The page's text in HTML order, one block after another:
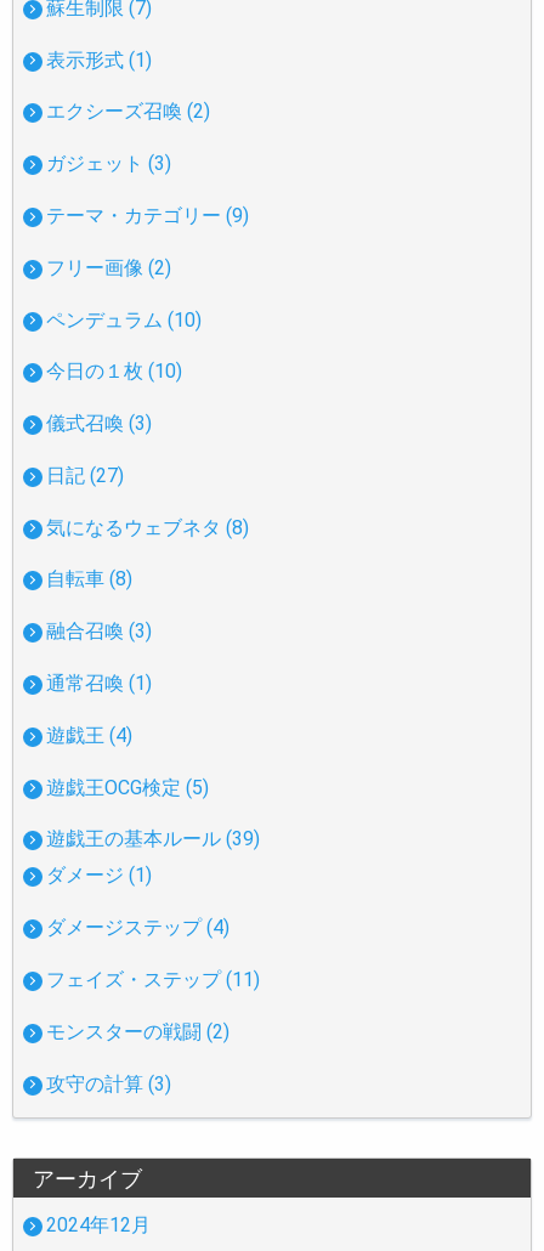
蘇生制限 (7)
表示形式 (1)
エクシーズ召喚 (2)
ガジェット (3)
テーマ・カテゴリー (9)
フリー画像 (2)
ペンデュラム (10)
今日の１枚 (10)
儀式召喚 (3)
日記 (27)
気になるウェブネタ (8)
自転車 (8)
融合召喚 (3)
通常召喚 (1)
遊戯王 (4)
遊戯王OCG検定 (5)
遊戯王の基本ルール (39)
ダメージ (1)
ダメージステップ (4)
フェイズ・ステップ (11)
モンスターの戦闘 (2)
攻守の計算 (3)
アーカイブ
2024年12月